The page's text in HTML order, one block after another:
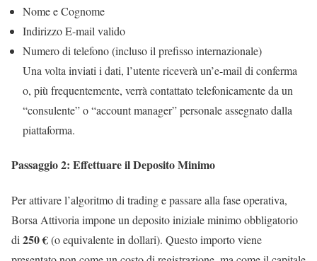
Nome e Cognome
Indirizzo E-mail valido
Numero di telefono (incluso il prefisso internazionale)
Una volta inviati i dati, l’utente riceverà un’e-mail di conferma
o, più frequentemente, verrà contattato telefonicamente da un
“consulente” o “account manager” personale assegnato dalla
piattaforma.
Passaggio 2: Effettuare il Deposito Minimo
Per attivare l’algoritmo di trading e passare alla fase operativa,
Borsa Attivoria impone un deposito iniziale minimo obbligatorio
di 250 €(o equivalente in dollari). Questo importo viene